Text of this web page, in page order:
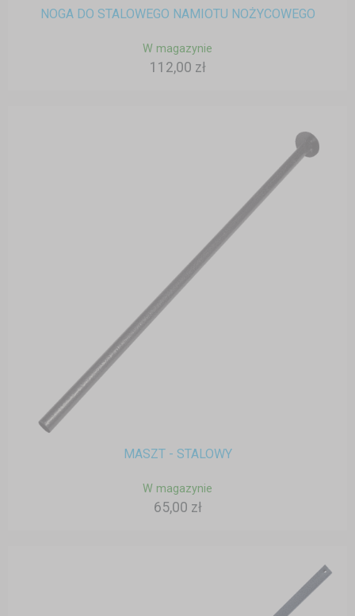
NOGA DO STALOWEGO NAMIOTU NOŻYCOWEGO
W magazynie
112,00 zł
MASZT - STALOWY
W magazynie
65,00 zł